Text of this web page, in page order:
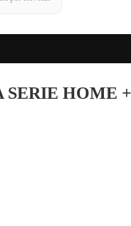
SERIE HOME +